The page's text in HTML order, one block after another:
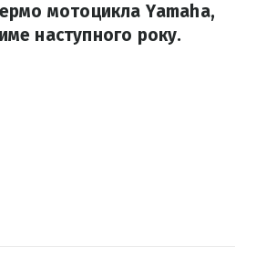
мотоцикла Yamaha,
наступного року.